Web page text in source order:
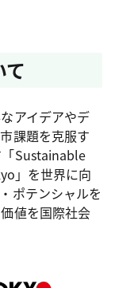
アイデアやデ
課題を克服す
「Sustainable
」を世界に向
ポテンシャルを
値を国際社会